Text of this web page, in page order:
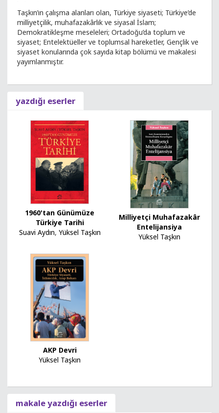
Taşkın’ın çalışma alanları olan, Türkiye siyaseti; Türkiye’de
milliyetçilik, muhafazakârlık ve siyasal İslam;
Demokratikleşme meseleleri; Ortadoğu’da toplum ve
siyaset; Entelektüeller ve toplumsal hareketler, Gençlik ve
siyaset konularında çok sayıda kitap bölümü ve makalesi
yayımlanmıştır.
yazdığı eserler
1960'tan Günümüze
Türkiye Tarihi
Suavi Aydın, Yüksel Taşkın
Milliyetçi Muhafazakâr
Entelijansiya
Yüksel Taşkın
AKP Devri
Yüksel Taşkın
makale yazdığı eserler